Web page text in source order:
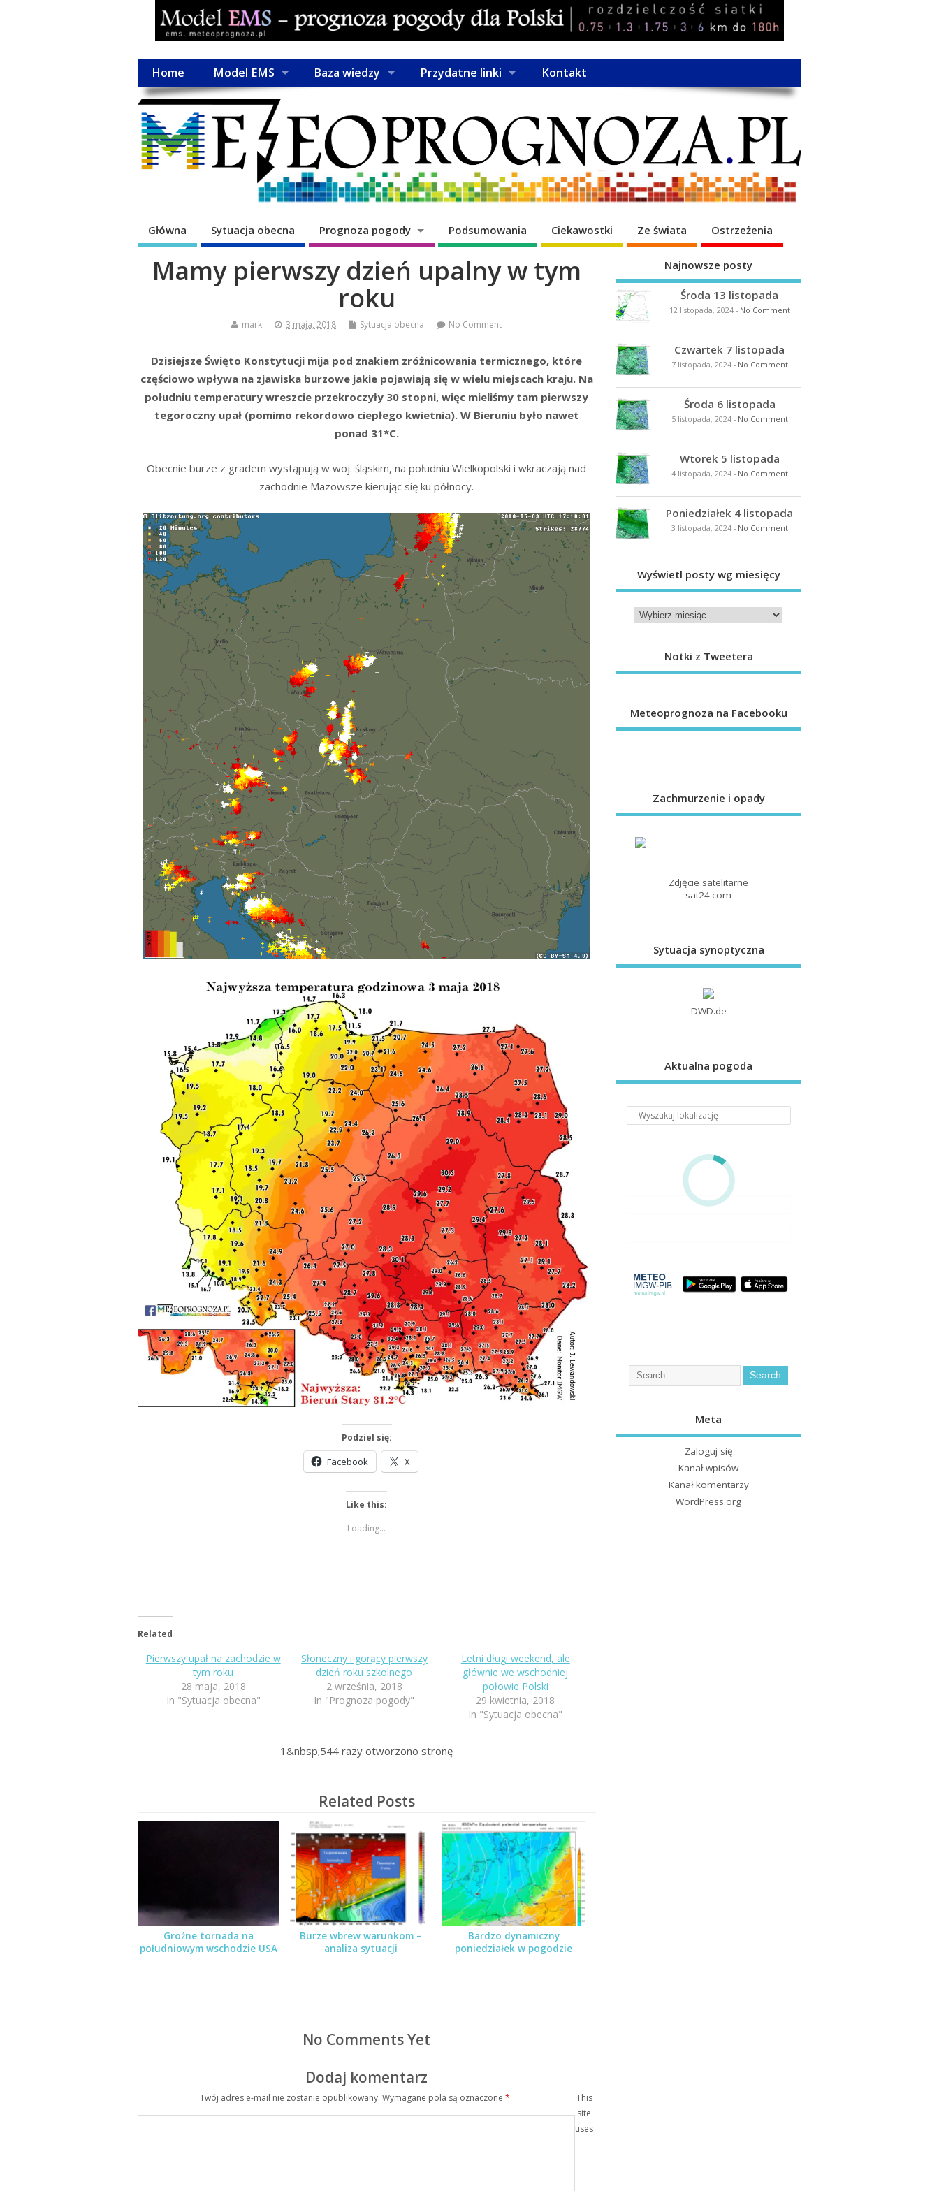
Home Model EMS Baza wiedzy Przydatne linki Kontakt
Główna Sytuacja obecna Prognoza pogody Podsumowania Ciekawostki Ze świata Ostrzeżenia
Mamy pierwszy dzień upalny w tym
roku
mark 3 maja, 2018 Sytuacja obecna No Comment
Dzisiejsze Święto Konstytucji mija pod znakiem zróżnicowania termicznego, które
częściowo wpływa na zjawiska burzowe jakie pojawiają się w wielu miejscach kraju. Na
południu temperatury wreszcie przekroczyły 30 stopni, więc mieliśmy tam pierwszy
tegoroczny upał (pomimo rekordowo ciepłego kwietnia). W Bieruniu było nawet
ponad 31*C.
Obecnie burze z gradem wystąpują w woj. śląskim, na południu Wielkopolski i wkraczają nad
zachodnie Mazowsze kierując się ku północy.
Podziel się:
Facebook X
Like this:
Loading...
Related
Pierwszy upał na zachodzie w
tym roku
28 maja, 2018
In "Sytuacja obecna"
Słoneczny i gorący pierwszy
dzień roku szkolnego
2 września, 2018
In "Prognoza pogody"
Letni długi weekend, ale
głównie we wschodniej
połowie Polski
29 kwietnia, 2018
In "Sytuacja obecna"
1&nbsp;544 razy otworzono stronę
Related Posts
Groźne tornada na
południowym wschodzie USA
Burze wbrew warunkom –
analiza sytuacji
Bardzo dynamiczny
poniedziałek w pogodzie
No Comments Yet
Dodaj komentarz
Twój adres e-mail nie zostanie opublikowany. Wymagane pola są oznaczone*
This
site
uses
Najnowsze posty
Środa 13 listopada
12 listopada, 2024- No Comment
Czwartek 7 listopada
7 listopada, 2024- No Comment
Środa 6 listopada
5 listopada, 2024- No Comment
Wtorek 5 listopada
4 listopada, 2024- No Comment
Poniedziałek 4 listopada
3 listopada, 2024- No Comment
Wyświetl posty wg miesięcy
Notki z Tweetera
Meteoprognoza na Facebooku
Zachmurzenie i opady
Zdjęcie satelitarne
sat24.com
Sytuacja synoptyczna
DWD.de
Aktualna pogoda
Meta
Zaloguj się
Kanał wpisów
Kanał komentarzy
WordPress.org